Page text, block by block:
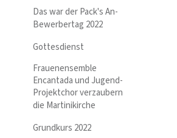
Das war der Pack's An-
Bewerbertag 2022
Gottesdienst
Frauenensemble
Encantada und Jugend-
Projektchor verzaubern
die Martinikirche
Grundkurs 2022